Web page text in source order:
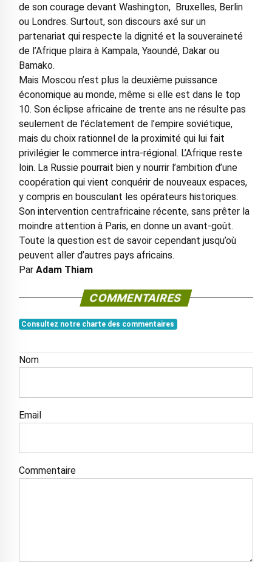
de son courage devant Washington, Bruxelles, Berlin
ou Londres. Surtout, son discours axé sur un
partenariat qui respecte la dignité et la souveraineté
de l’Afrique plaira à Kampala, Yaoundé, Dakar ou
Bamako.
Mais Moscou n’est plus la deuxième puissance
économique au monde, même si elle est dans le top
10. Son éclipse africaine de trente ans ne résulte pas
seulement de l’éclatement de l’empire soviétique,
mais du choix rationnel de la proximité qui lui fait
privilégier le commerce intra-régional. L’Afrique reste
loin. La Russie pourrait bien y nourrir l’ambition d’une
coopération qui vient conquérir de nouveaux espaces,
y compris en bousculant les opérateurs historiques.
Son intervention centrafricaine récente, sans prêter la
moindre attention à Paris, en donne un avant-goût.
Toute la question est de savoir cependant jusqu’où
peuvent aller d’autres pays africains.
Par Adam Thiam
COMMENTAIRES
Consultez notre charte des commentaires
Nom
Email
Commentaire